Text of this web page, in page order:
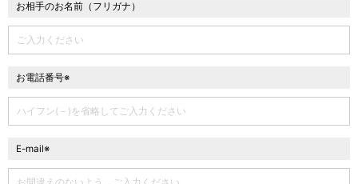
お相手のお名前（フリガナ）
お電話番号※
E-mail※